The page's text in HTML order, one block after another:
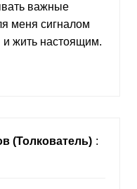
важные
меня сигналом
и жить настоящим.
(Толкователь) :